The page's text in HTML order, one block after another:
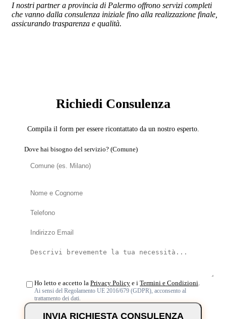
I nostri partner a provincia di Palermo offrono servizi completi
che vanno dalla consulenza iniziale fino alla realizzazione finale,
assicurando trasparenza e qualità.
Richiedi Consulenza
Compila il form per essere ricontattato da un nostro esperto.
Dove hai bisogno del servizio? (Comune)
Ho letto e accetto la Privacy Policy e i Termini e Condizioni.
Ai sensi del Regolamento UE 2016/679 (GDPR), acconsento al
trattamento dei dati.
INVIA RICHIESTA CONSULENZA